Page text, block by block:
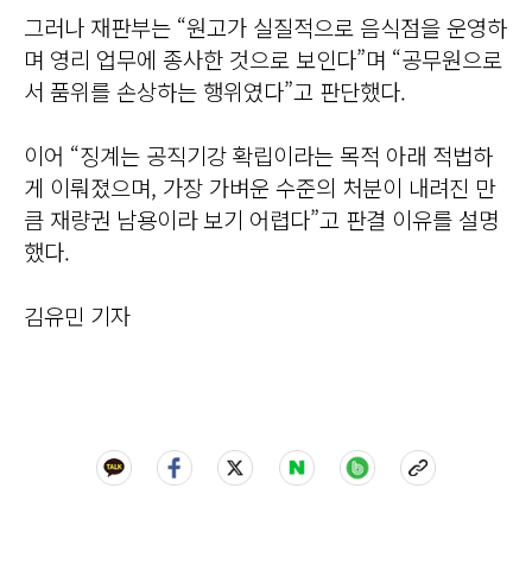
그러나 재판부는 “원고가 실질적으로 음식점을 운영하
며 영리 업무에 종사한 것으로 보인다”며 “공무원으로
서 품위를 손상하는 행위였다”고 판단했다.
이어 “징계는 공직기강 확립이라는 목적 아래 적법하
게 이뤄졌으며, 가장 가벼운 수준의 처분이 내려진 만
큼 재량권 남용이라 보기 어렵다”고 판결 이유를 설명
했다.
김유민 기자